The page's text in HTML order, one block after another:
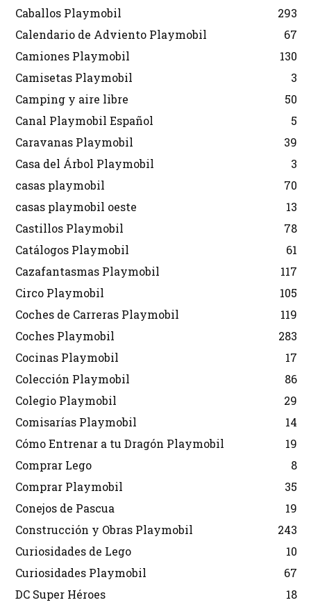
Caballos Playmobil
293
Calendario de Adviento Playmobil
67
Camiones Playmobil
130
Camisetas Playmobil
3
Camping y aire libre
50
Canal Playmobil Español
5
Caravanas Playmobil
39
Casa del Árbol Playmobil
3
casas playmobil
70
casas playmobil oeste
13
Castillos Playmobil
78
Catálogos Playmobil
61
Cazafantasmas Playmobil
117
Circo Playmobil
105
Coches de Carreras Playmobil
119
Coches Playmobil
283
Cocinas Playmobil
17
Colección Playmobil
86
Colegio Playmobil
29
Comisarías Playmobil
14
Cómo Entrenar a tu Dragón Playmobil
19
Comprar Lego
8
Comprar Playmobil
35
Conejos de Pascua
19
Construcción y Obras Playmobil
243
Curiosidades de Lego
10
Curiosidades Playmobil
67
DC Super Héroes
18